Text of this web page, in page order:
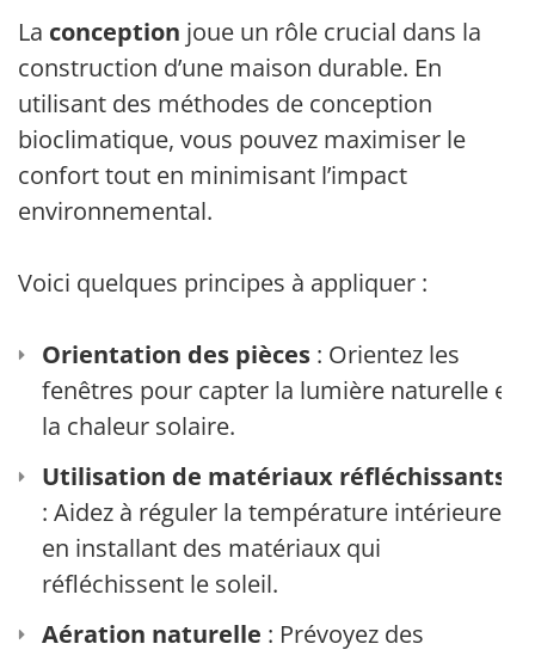
La conception joue un rôle crucial dans la
construction d’une maison durable. En
utilisant des méthodes de conception
bioclimatique, vous pouvez maximiser le
confort tout en minimisant l’impact
environnemental.
Voici quelques principes à appliquer :
Orientation des pièces : Orientez les
fenêtres pour capter la lumière naturelle et
la chaleur solaire.
Utilisation de matériaux réfléchissants
: Aidez à réguler la température intérieure
en installant des matériaux qui
réfléchissent le soleil.
Aération naturelle : Prévoyez des